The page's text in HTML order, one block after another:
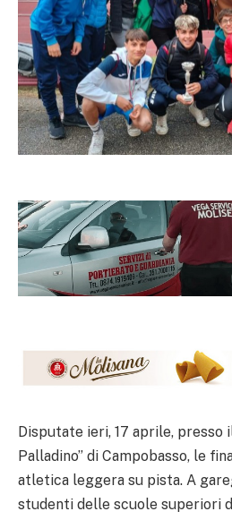
Disputate ieri, 17 aprile, presso
Palladino” di Campobasso, le
atletica leggera su pista. A
studenti delle scuole superiori